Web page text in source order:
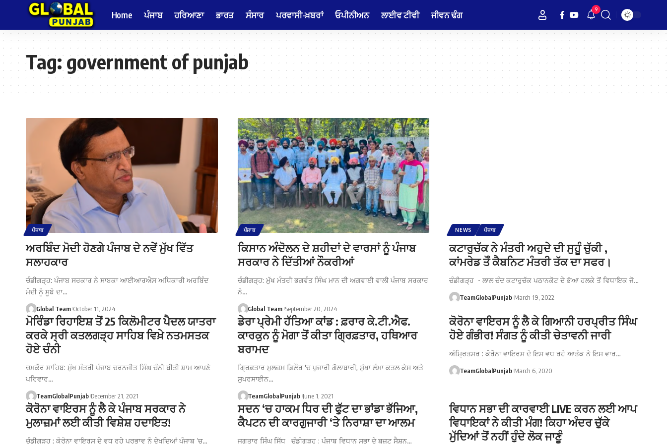
Home ਪੰਜਾਬ ਹਰਿਆਣਾ ਭਾਰਤ ਸੰਸਾਰ ਪਰਵਾਸੀ-ਖ਼ਬਰਾਂ ਓਪੀਨੀਅਨ ਲਾਈਵ ਟੀਵੀ ਜੀਵਨ ਢੰਗ 9
Tag:government of punjab
ਪੰਜਾਬ
ਅਰਬਿੰਦ ਮੋਦੀ ਹੋਣਗੇ ਪੰਜਾਬ ਦੇ ਨਵੇਂ ਮੁੱਖ ਵਿੱਤ
ਸਲਾਹਕਾਰ
ਚੰਡੀਗੜ੍ਹ: ਪੰਜਾਬ ਸਰਕਾਰ ਨੇ ਸਾਬਕਾ ਆਈਆਰਐਸ ਅਧਿਕਾਰੀ ਅਰਬਿੰਦ
ਮੋਦੀ ਨੂੰ ਸੂਬੇ ਦਾ…
Global Team October 11, 2024
ਪੰਜਾਬ
ਕਿਸਾਨ ਅੰਦੋਲਨ ਦੇ ਸ਼ਹੀਦਾਂ ਦੇ ਵਾਰਸਾਂ ਨੂੰ ਪੰਜਾਬ
ਸਰਕਾਰ ਨੇ ਦਿੱਤੀਆਂ ਨੌਕਰੀਆਂ
ਚੰਡੀਗੜ੍ਹ: ਮੁੱਖ ਮੰਤਰੀ ਭਗਵੰਤ ਸਿੰਘ ਮਾਨ ਦੀ ਅਗਵਾਈ ਵਾਲੀ ਪੰਜਾਬ ਸਰਕਾਰ
ਨੇ…
Global Team September 20, 2024
NEWS ਪੰਜਾਬ
ਕਟਾਰੁਚੱਕ ਨੇ ਮੰਤਰੀ ਅਹੁਦੇ ਦੀ ਸੁਹੁੂੰ ਚੁੱਕੀ ,
ਕਾਂਮਰੇਡ ਤੋੰ ਕੈਬਨਿਟ ਮੰਤਰੀ ਤੱਕ ਦਾ ਸਫਰ।
ਚੰਡੀਗੜ੍ਹ - ਲਾਲ ਚੰਦ ਕਟਾਰੁਚੱਕ ਪਠਾਨਕੋਟ ਦੇ ਭੋਆ ਹਲਕੇ ਤੋਂ ਵਿਧਾਇਕ ਜੋ…
TeamGlobalPunjab March 19, 2022
ਮੋਰਿੰਡਾ ਰਿਹਾਇਸ਼ ਤੋਂ 25 ਕਿਲੋਮੀਟਰ ਪੈਦਲ ਯਾਤਰਾ
ਕਰਕੇ ਸ੍ਰੀ ਕਤਲਗੜ੍ਹ ਸਾਹਿਬ ਵਿਖ਼ੇ ਨਤਮਸਤਕ
ਹੋਏ ਚੰਨੀ
ਚਮਕੌਰ ਸਾਹਿਬ: ਮੁੱਖ ਮੰਤਰੀ ਪੰਜਾਬ ਚਰਨਜੀਤ ਸਿੰਘ ਚੰਨੀ ਬੀਤੀ ਸ਼ਾਮ ਆਪਣੇ
ਪਰਿਵਾਰ…
TeamGlobalPunjab December 21, 2021
ਡੇਰਾ ਪ੍ਰੇਮੀ ਹੱਤਿਆ ਕਾਂਡ : ਫ਼ਰਾਰ ਕੇ.ਟੀ.ਐਫ.
ਕਾਰਕੁਨ ਨੂੰ ਮੋਗਾ ਤੋਂ ਕੀਤਾ ਗ੍ਰਿਫ਼ਤਾਰ, ਹਥਿਆਰ
ਬਰਾਮਦ
ਗ੍ਰਿਫ਼ਤਾਰ ਮੁਲਜ਼ਮ ਫ਼ਿਲੌਰ 'ਚ ਪੁਜਾਰੀ ਗੋਲਾਬਾਰੀ, ਸੁੱਖਾ ਲੰਮਾ ਕਤਲ ਕੇਸ ਅਤੇ
ਸੁਪਰਸਾਈਨ…
TeamGlobalPunjab June 1, 2021
ਕੋਰੋਨਾ ਵਾਇਰਸ ਨੂੰ ਲੈ ਕੇ ਗਿਆਨੀ ਹਰਪ੍ਰੀਤ ਸਿੰਘ
ਹੋਏ ਗੰਭੀਰ! ਸੰਗਤ ਨੂੰ ਕੀਤੀ ਚੇਤਾਵਨੀ ਜਾਰੀ
ਅੰਮ੍ਰਿਤਸਰ : ਕੋਰੋਨਾ ਵਾਇਰਸ ਦੇ ਇਸ ਵਧ ਰਹੇ ਆਤੰਕ ਨੇ ਇਸ ਵਾਰ…
TeamGlobalPunjab March 6, 2020
ਕੋਰੋਨਾ ਵਾਇਰਸ ਨੂੰ ਲੈ ਕੇ ਪੰਜਾਬ ਸਰਕਾਰ ਨੇ
ਮੁਲਾਜ਼ਮਾਂ ਲਈ ਕੀਤੀ ਵਿਸ਼ੇਸ਼ ਹਦਾਇਤ!
ਚੰਡੀਗੜ੍ਹ : ਕੋਰੋਨਾ ਵਾਇਰਸ ਦੇ ਵਧ ਰਹੇ ਪ੍ਰਭਾਵ ਨੂੰ ਦੇਖਦਿਆਂ ਪੰਜਾਬ ‘ਚ…
ਸਦਨ ‘ਚ ਹਾਕਮ ਧਿਰ ਦੀ ਫੁੱਟ ਦਾ ਭਾਂਡਾ ਭੱਜਿਆ,
ਕੈਪਟਨ ਦੀ ਕਾਰਗੁਜਾਰੀ ‘ਤੇ ਨਿਰਾਸ਼ਾ ਦਾ ਆਲਮ
ਜਗਤਾਰ ਸਿੰਘ ਸਿੱਧੂ ਚੰਡੀਗੜ੍ਹ : ਪੰਜਾਬ ਵਿਧਾਨ ਸਭਾ ਦੇ ਬਜ਼ਟ ਸੈਸ਼ਨ…
ਵਿਧਾਨ ਸਭਾ ਦੀ ਕਾਰਵਾਈ LIVE ਕਰਨ ਲਈ ਆਪ
ਵਿਧਾਇਕਾਂ ਨੇ ਕੀਤੀ ਮੰਗ! ਕਿਹਾ ਅੰਦਰ ਚੁੱਕੇ
ਮੁੱਦਿਆਂ ਤੋਂ ਨਹੀਂ ਹੁੰਦੇ ਲੋਕ ਜਾਣੂੰ